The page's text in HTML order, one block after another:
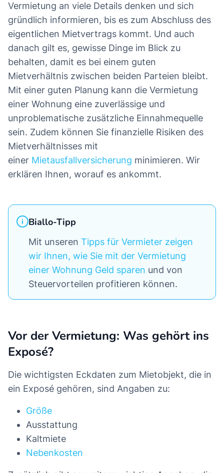
Vermietung an viele Details denken und sich
gründlich informieren, bis es zum Abschluss des
eigentlichen Mietvertrags kommt. Und auch
danach gilt es, gewisse Dinge im Blick zu
behalten, damit es bei einem guten
Mietverhältnis zwischen beiden Parteien bleibt.
Mit einer guten Planung kann die Vermietung
einer Wohnung eine zuverlässige und
unproblematische zusätzliche Einnahmequelle
sein. Zudem können Sie finanzielle Risiken des
Mietverhältnisses mit
einer Mietausfallversicherung minimieren. Wir
erklären Ihnen, worauf es ankommt.
Biallo-Tipp
Mit unseren Tipps für Vermieter zeigen
wir Ihnen, wie Sie mit der Vermietung
einer Wohnung Geld sparen und von
Steuervorteilen profitieren können.
Vor der Vermietung: Was gehört ins
Exposé?
Die wichtigsten Eckdaten zum Mietobjekt, die in
ein Exposé gehören, sind Angaben zu:
Größe
Ausstattung
Kaltmiete
Nebenkosten